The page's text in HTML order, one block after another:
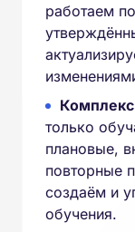
работаем
только
плановые,
повторные
создаём и
обучения.